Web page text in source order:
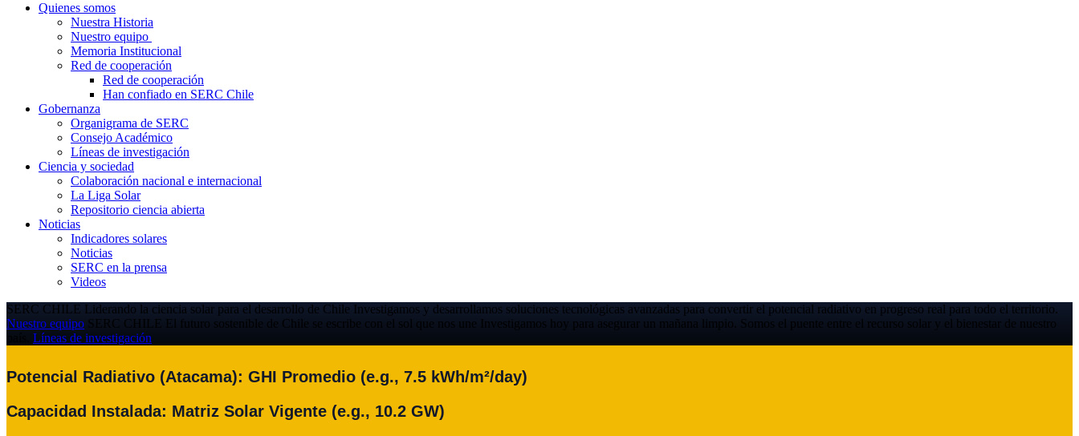
Quienes somos
Nuestra Historia
Nuestro equipo
Memoria Institucional
Red de cooperación
Red de cooperación
Han confiado en SERC Chile
Gobernanza
Organigrama de SERC
Consejo Académico
Líneas de investigación
Ciencia y sociedad
Colaboración nacional e internacional
La Liga Solar
Repositorio ciencia abierta
Noticias
Indicadores solares
Noticias
SERC en la prensa
Videos
SERC CHILE Liderando la ciencia solar para el desarrollo de Chile Investigamos y desarrollamos soluciones tecnológicas avanzadas para convertir el potencial radiativo en progreso real para todo el territorio.
Nuestro equipo SERC CHILE El futuro sostenible de Chile se escribe con el sol que nos une Investigamos hoy para asegurar un mañana limpio. Somos el puente entre el recurso solar y el bienestar de nuestro
Líneas de investigación
Potencial Radiativo (Atacama): GHI Promedio (e.g., 7.5 kWh/m²/day)
Capacidad Instalada: Matriz Solar Vigente (e.g., 10.2 GW)